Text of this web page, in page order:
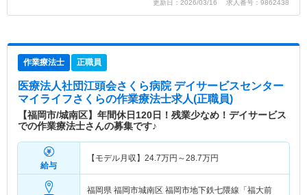
更新日：2026/03/16 求人番号：9862438
作業療法士 正職員
医療法人社団江頭会さくら病院 デイサービスセンター
マイライフさくらの作業療法士求人(正職員)
【福岡市/城南区】年間休日120日！残業少なめ！デイサービス
での作業療法士さんの募集です♪
給与
【モデル月収】 24.7万円～28.7万円
福岡県 福岡市城南区 福岡市地下鉄七隈線「福大前